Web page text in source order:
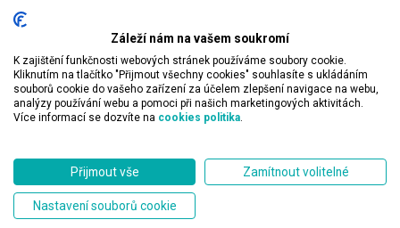
© 2026 ALEF Group. All rights reserved
Kontakt
Záleží nám na vašem soukromí
K zajištění funkčnosti webových stránek používáme soubory cookie.
Kliknutím na tlačítko "Přijmout všechny cookies" souhlasíte s ukládáním
souborů cookie do vašeho zařízení za účelem zlepšení navigace na webu,
analýzy používání webu a pomoci při našich marketingových aktivitách.
Více informací se dozvíte na cookies politika.
Přijmout vše Zamítnout volitelné
Nastavení souborů cookie